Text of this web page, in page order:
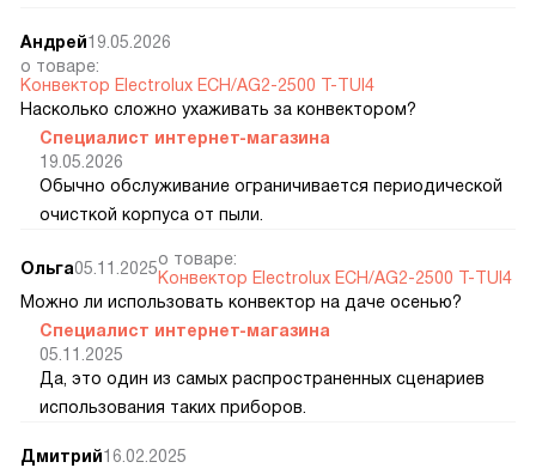
Андрей19.05.2026
о товаре:
Конвектор Electrolux ECH/AG2-2500 T-TUI4
Насколько сложно ухаживать за конвектором?
Специалист интернет-магазина
19.05.2026
Обычно обслуживание ограничивается периодической
очисткой корпуса от пыли.
Ольга05.11.2025о товаре:
Конвектор Electrolux ECH/AG2-2500 T-TUI4
Можно ли использовать конвектор на даче осенью?
Специалист интернет-магазина
05.11.2025
Да, это один из самых распространенных сценариев
использования таких приборов.
Дмитрий16.02.2025